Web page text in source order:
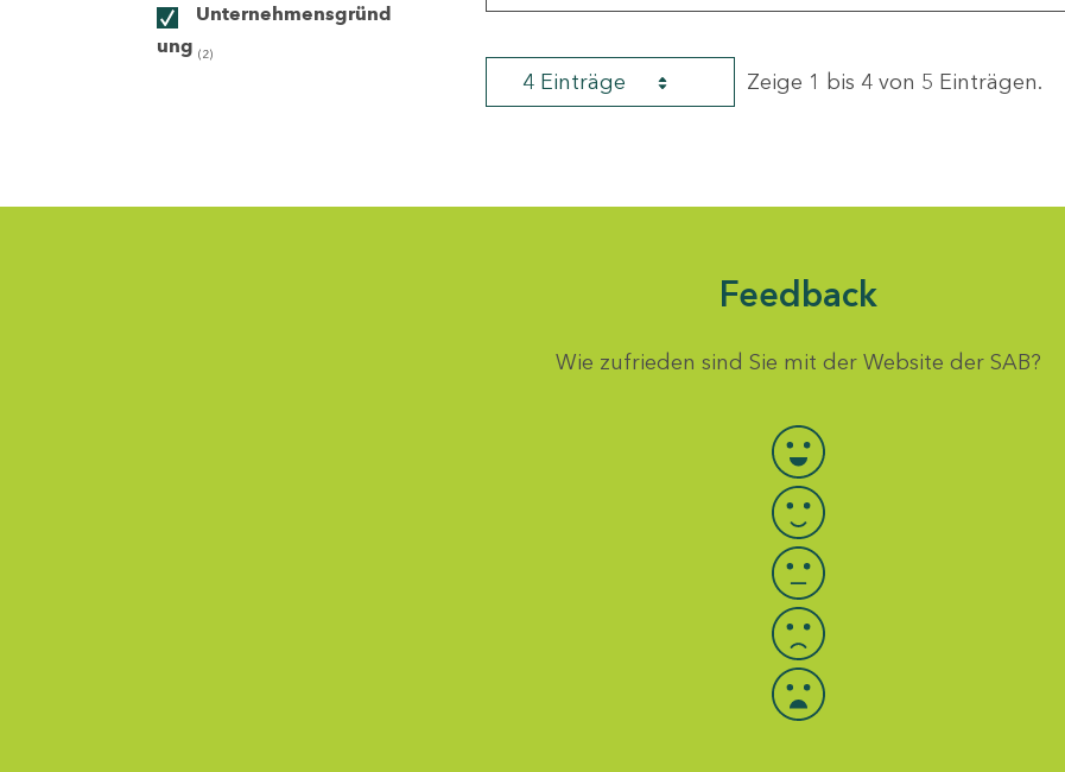
Unternehmensgründ
ung (2)
4 Einträge Zeige 1 bis 4 von 5 Einträgen.
Feedback
Wie zufrieden sind Sie mit der Website der SAB?
Bewertung auswählen